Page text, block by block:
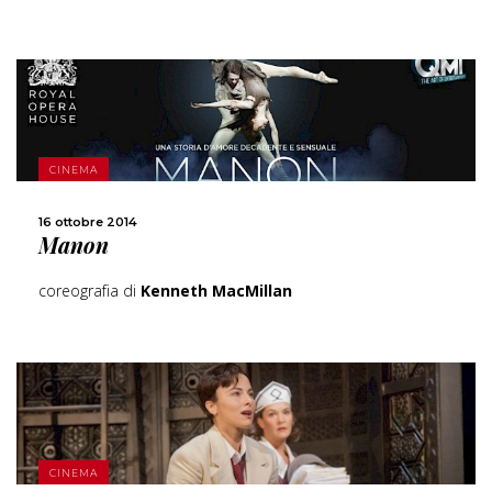
CINEMA
16 ottobre 2014
Manon
coreografia di Kenneth MacMillan
SCOPRI DI PIÙ
CINEMA
SCOPRI DI PIÙ